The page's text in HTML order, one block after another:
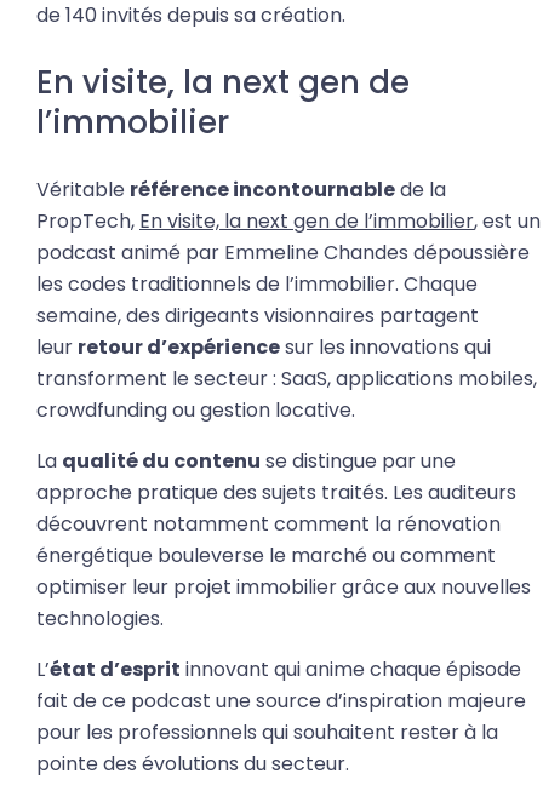
de 140 invités depuis sa création.
En visite, la next gen de
l’immobilier
Véritable référence incontournablede la
PropTech, En visite, la next gen de l’immobilier, est un
podcast animé par Emmeline Chandes dépoussière
les codes traditionnels de l’immobilier. Chaque
semaine, des dirigeants visionnaires partagent
leur retour d’expériencesur les innovations qui
transforment le secteur : SaaS, applications mobiles,
crowdfunding ou gestion locative.
La qualité du contenu se distingue par une
approche pratique des sujets traités. Les auditeurs
découvrent notamment comment la rénovation
énergétique bouleverse le marché ou comment
optimiser leur projet immobilier grâce aux nouvelles
technologies.
L’état d’esprit innovant qui anime chaque épisode
fait de ce podcast une source d’inspiration majeure
pour les professionnels qui souhaitent rester à la
pointe des évolutions du secteur.